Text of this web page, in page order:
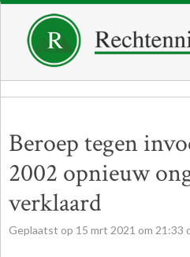
Beroep tegen
2002 opnieuw
verklaard
Geplaatst op 15 mrt 2021 om 21:33